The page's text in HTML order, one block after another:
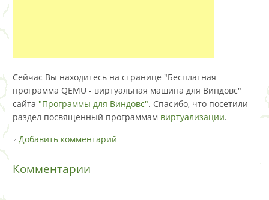
Сейчас Вы находитесь на странице "Бесплатная
программа QEMU - виртуальная машина для Виндовс"
сайта "Программы для Виндовс". Спасибо, что посетили
раздел посвященный программам виртуализации.
Добавить комментарий
Комментарии